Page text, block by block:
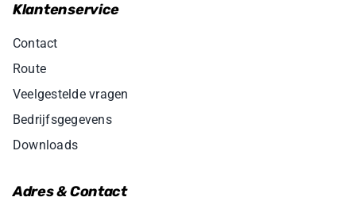
Klantenservice
Contact
Route
Veelgestelde vragen
Bedrijfsgegevens
Downloads
Adres & Contact